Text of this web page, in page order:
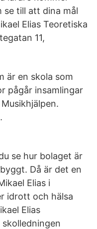
se till att dina mål
Elias Teoretiska
11,
är en skola som
pågår insamlingar
se hur bolaget är
Då är det en
Elias i
idrott och hälsa
Elias
skolledningen